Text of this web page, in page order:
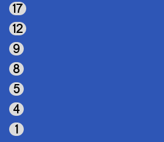
17
12
9
8
5
4
1